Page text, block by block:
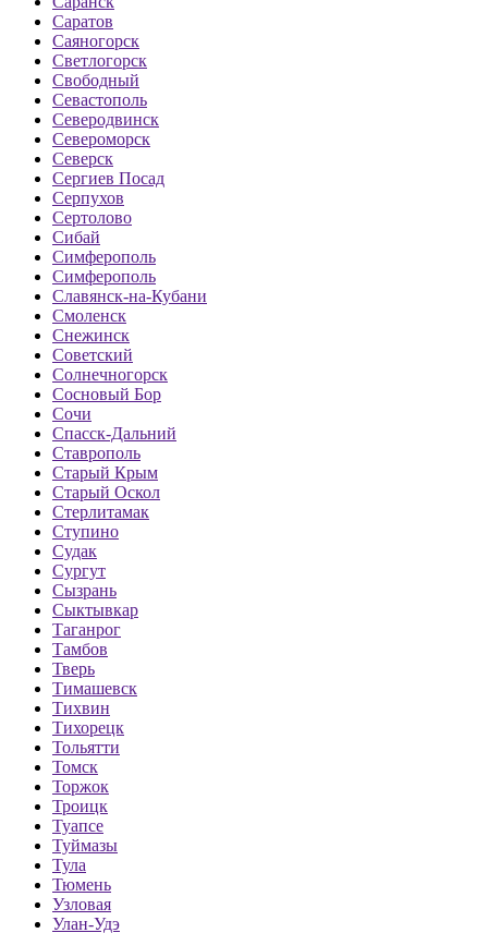
Саратов
Саяногорск
Светлогорск
Свободный
Севастополь
Северодвинск
Североморск
Северск
Сергиев Посад
Серпухов
Сертолово
Сибай
Симферополь
Симферополь
Славянск-на-Кубани
Смоленск
Снежинск
Советский
Солнечногорск
Сосновый Бор
Сочи
Спасск-Дальний
Ставрополь
Старый Крым
Старый Оскол
Стерлитамак
Ступино
Судак
Сургут
Сызрань
Сыктывкар
Таганрог
Тамбов
Тверь
Тимашевск
Тихвин
Тихорецк
Тольятти
Томск
Торжок
Троицк
Туапсе
Туймазы
Тула
Тюмень
Узловая
Улан-Удэ